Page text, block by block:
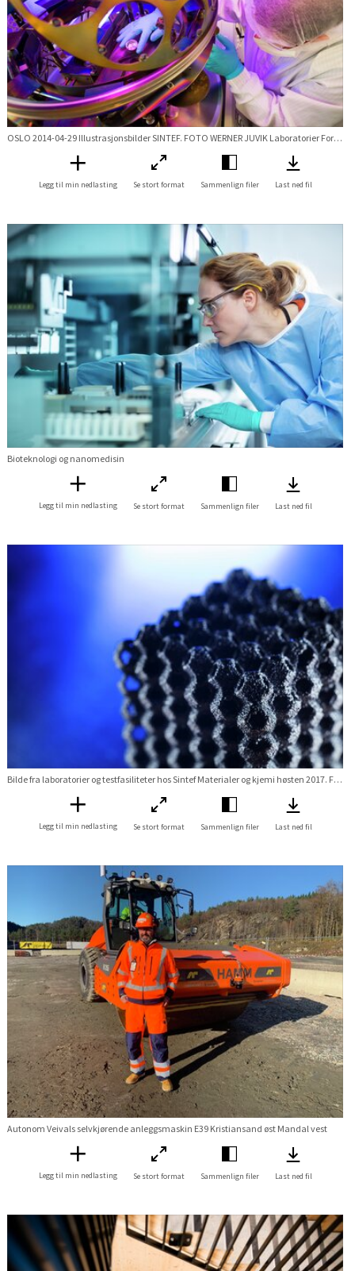
OSLO 2014-04-29 Illustrasjonsbilder SINTEF. FOTO WERNER JUVIK Laboratorier Forskningsveien Laboratorier Forskningsveien
Legg til min nedlasting Se stort format Sammenlign filer Last ned fil
Bioteknologi og nanomedisin
Legg til min nedlasting Se stort format Sammenlign filer Last ned fil
Bilde fra laboratorier og testfasiliteter hos Sintef Materialer og kjemi høsten 2017. FOTO WERNER JUVIK Laboratorier Oslo 3d printing
Legg til min nedlasting Se stort format Sammenlign filer Last ned fil
Autonom Veivals selvkjørende anleggsmaskin E39 Kristiansand øst Mandal vest
Legg til min nedlasting Se stort format Sammenlign filer Last ned fil